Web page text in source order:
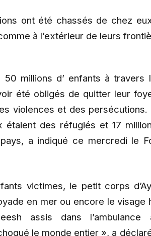
ont été chassés de chez
à l’extérieur de leurs
50 millions d’ enfants à travers
été obligés de quitter leur
violences et des persécutions.
étaient des réfugiés et 17
a indiqué ce mercredi le
victimes, le petit corps
en mer ou encore le visage
assis dans
le monde entier », a